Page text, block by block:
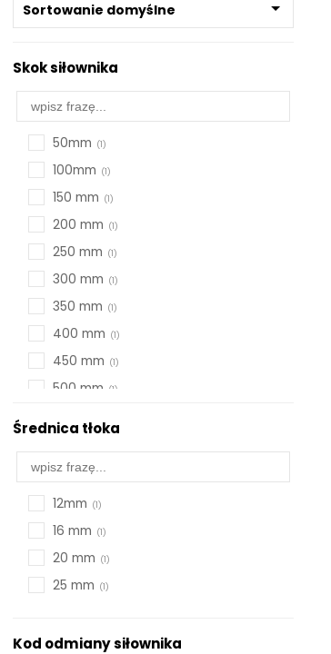
Sortowanie domyślne
Skok siłownika
50mm
100mm
150 mm
200 mm
250 mm
300 mm
350 mm
400 mm
450 mm
500 mm
650mm
700 mm
750mm
800 mm
850mm
950mm
Średnica tłoka
12mm
16 mm
20 mm
25 mm
Kod odmiany siłownika